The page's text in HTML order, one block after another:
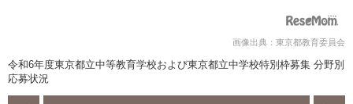
画像出典：東京都教育委員会
令和6年度東京都立中等教育学校および東京都立中学校特別枠募集 分野別
応募状況